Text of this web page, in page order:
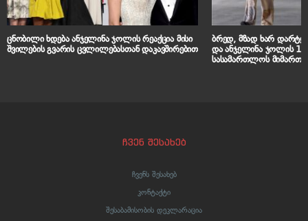
ცნობილი ხდება ანჯელინა ჯოლის რეაქცია მისი
შვილების გვარის ცვლილებასთან დაკავშირებით
ბრედ, მზად ხარ
და ანჯელინა ჯოლის
სასამართლოს მიმართა – რა
ჩვენ შესახებ
ჩვენს შესახებ
კონტაქტი
შესაბამისობის დეკლარაცია